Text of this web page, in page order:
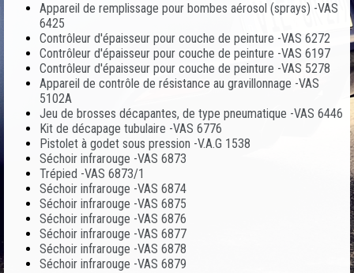
Appareil de remplissage pour bombes aérosol (sprays) -VAS
6425
Contrôleur d'épaisseur pour couche de peinture -VAS 6272
Contrôleur d'épaisseur pour couche de peinture -VAS 6197
Contrôleur d'épaisseur pour couche de peinture -VAS 5278
Appareil de contrôle de résistance au gravillonnage -VAS
5102A
Jeu de brosses décapantes, de type pneumatique -VAS 6446
Kit de décapage tubulaire -VAS 6776
Pistolet à godet sous pression -V.A.G 1538
Séchoir infrarouge -VAS 6873
Trépied -VAS 6873/1
Séchoir infrarouge -VAS 6874
Séchoir infrarouge -VAS 6875
Séchoir infrarouge -VAS 6876
Séchoir infrarouge -VAS 6877
Séchoir infrarouge -VAS 6878
Séchoir infrarouge -VAS 6879